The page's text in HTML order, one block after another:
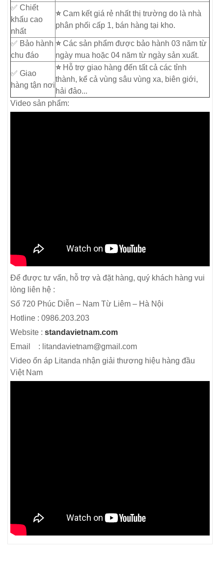
✅ Chiết
khấu cao
nhất
⭐Cam kết giá rẻ nhất thị trường do là nhà
phân phối cấp 1, bán hàng tại kho.
✅ Bảo hành
chu đáo
⭐Các sản phẩm được bảo hành 03 năm từ
ngày mua hoặc 04 năm từ ngày sản xuất.
✅ Giao
hàng tận nơi
⭐ Hỗ trợ giao hàng đến tất cả các tỉnh
thành, kể cả vùng sâu vùng xa, biên giới,
hải đảo...
Video sản phẩm:
Để được tư vấn, hỗ trợ và đặt hàng, quý khách hàng vui
lòng liên hệ :
Số 720 Phúc Diễn – Nam Từ Liêm – Hà Nội
Hotline : 0986.203.203
Website : standavietnam.com
Email : litandavietnam@gmail.com
Video ổn áp Litanda nhận giải thương hiệu hàng đầu
Việt Nam